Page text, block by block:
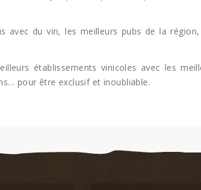
avec du vin, les meilleurs pubs de la région,
établissements vinicoles avec les
pour être exclusif et inoubliable.